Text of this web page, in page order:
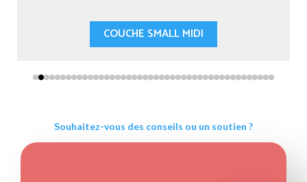
COUCHE SMALL MIDI
Souhaitez-vous des conseils ou un soutien ?